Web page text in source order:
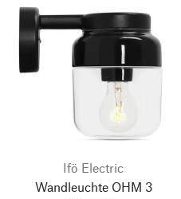
Ifö Electric
Wandleuchte OHM 3